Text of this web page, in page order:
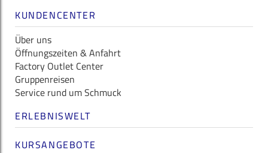
KUNDENCENTER
Über uns
Öffnungszeiten & Anfahrt
Factory Outlet Center
Gruppenreisen
Service rund um Schmuck
ERLEBNISWELT
KURSANGEBOTE